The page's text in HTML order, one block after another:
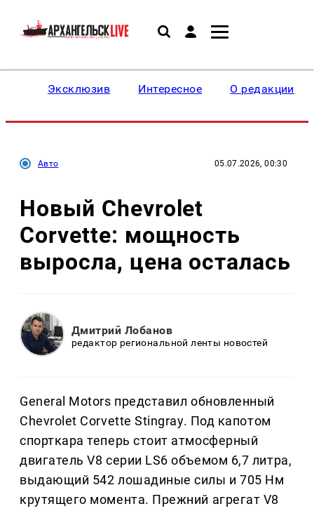
Эксклюзив Интересное О редакции
Авто 05.07.2026, 00:30
Новый Chevrolet
Corvette: мощность
выросла, цена осталась
Дмитрий Лобанов
редактор региональной ленты новостей
General Motors представил обновленный
Chevrolet Corvette Stingray. Под капотом
спорткара теперь стоит атмосферный
двигатель V8 серии LS6 объемом 6,7 литра,
выдающий 542 лошадиные силы и 705 Нм
крутящего момента. Прежний агрегат V8